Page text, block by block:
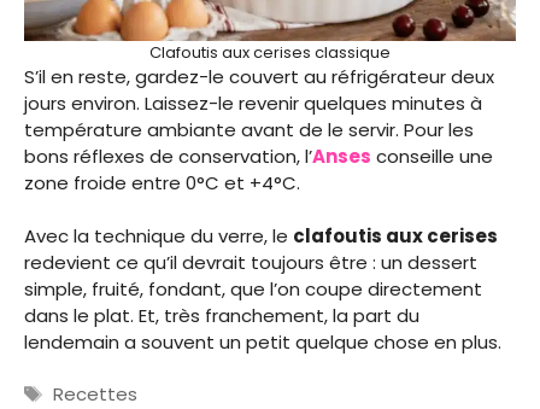
Clafoutis aux cerises classique
S’il en reste, gardez-le couvert au réfrigérateur deux
jours environ. Laissez-le revenir quelques minutes à
température ambiante avant de le servir. Pour les
bons réflexes de conservation, l’Anses conseille une
zone froide entre 0°C et +4°C.
Avec la technique du verre, le clafoutis aux cerises
redevient ce qu’il devrait toujours être : un dessert
simple, fruité, fondant, que l’on coupe directement
dans le plat. Et, très franchement, la part du
lendemain a souvent un petit quelque chose en plus.
Étiquettes
Recettes